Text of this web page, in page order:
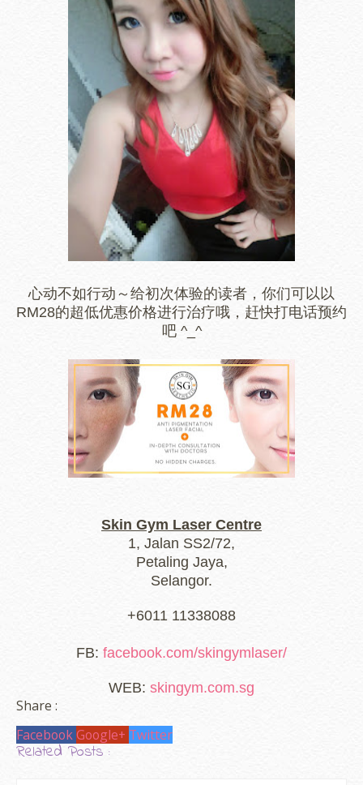
心动不如行动～给初次体验的读者，你们可以以
RM28的超低优惠价格进行治疗哦，赶快打电话预约
吧 ^_^
Skin Gym Laser Centre
1, Jalan SS2/72,
Petaling Jaya,
Selangor.
+6011 11338088
FB: facebook.com/skingymlaser/
WEB: skingym.com.sg
Share :
Facebook Google+ Twitter
Related Posts :